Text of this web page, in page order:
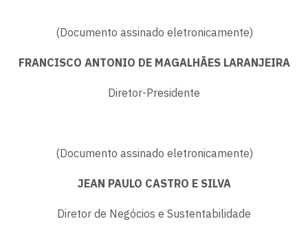
(Documento assinado eletronicamente)
FRANCISCO ANTONIO DE MAGALHÃES LARANJEIRA
Diretor-Presidente
(Documento assinado eletronicamente)
JEAN PAULO CASTRO E SILVA
Diretor de Negócios e Sustentabilidade